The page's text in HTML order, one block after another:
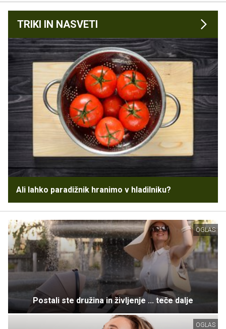
TRIKI IN NASVETI
Ali lahko paradižnik hranimo v hladilniku?
OGLAS
Postali ste družina in življenje ... teče dalje
OGLAS